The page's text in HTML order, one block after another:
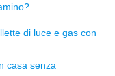
di luce e gas con
casa senza